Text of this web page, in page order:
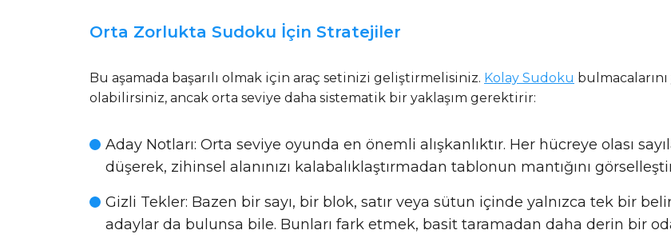
Orta Zorlukta Sudoku İçin Stratejiler
Bu aşamada başarılı olmak için araç setinizi geliştirmelisiniz. Kolay Sudoku
olabilirsiniz, ancak orta seviye daha sistematik bir yaklaşım gerektirir:
Aday Notları: Orta seviye oyunda en önemli alışkanlıktır. Her hücreye olası
düşerek, zihinsel alanınızı kalabalıklaştırmadan tablonun mantığını
Gizli Tekler: Bazen bir sayı, bir blok, satır veya sütun içinde yalnızca tek bir
adaylar da bulunsa bile. Bunları fark etmek, basit taramadan daha derin bir